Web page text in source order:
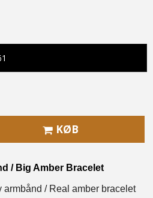
KØB
/ Big Amber Bracelet
/ Real amber bracelet